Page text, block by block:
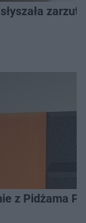
zarzuty
z Pidżama